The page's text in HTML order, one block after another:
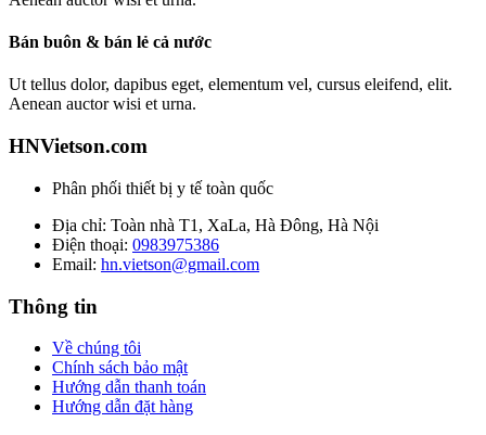
Bán buôn & bán lẻ cả nước
Ut tellus dolor, dapibus eget, elementum vel, cursus eleifend, elit.
Aenean auctor wisi et urna.
HNVietson.com
Phân phối thiết bị y tế toàn quốc
Địa chỉ: Toàn nhà T1, XaLa, Hà Đông, Hà Nội
Điện thoại: 0983975386
Email: hn.vietson@gmail.com
Thông tin
Về chúng tôi
Chính sách bảo mật
Hướng dẫn thanh toán
Hướng dẫn đặt hàng